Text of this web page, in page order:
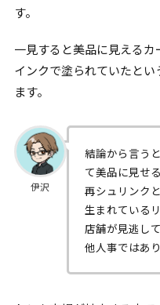
す。
一見すると美品に見える
インクで塗られていたと
ます。
伊沢
結論から言うと
て美品に見せ
再シュリンク
生まれている
店舗が見逃し
他人事ではあ